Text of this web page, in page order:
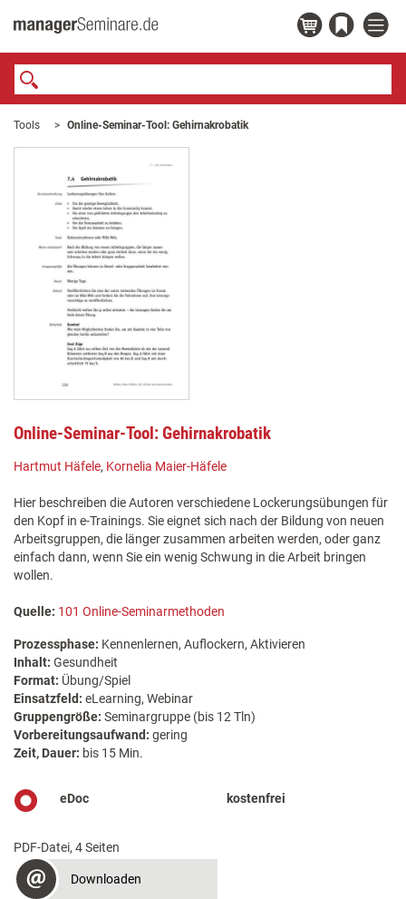
Tools Online-Seminar-Tool: Gehirnakrobatik
Online-Seminar-Tool: Gehirnakrobatik
Hartmut Häfele, Kornelia Maier-Häfele
Hier beschreiben die Autoren verschiedene Lockerungsübungen für
den Kopf in e-Trainings. Sie eignet sich nach der Bildung von neuen
Arbeitsgruppen, die länger zusammen arbeiten werden, oder ganz
einfach dann, wenn Sie ein wenig Schwung in die Arbeit bringen
wollen.
Quelle: 101 Online-Seminarmethoden
Prozessphase: Kennenlernen, Auflockern, Aktivieren
Inhalt: Gesundheit
Format: Übung/Spiel
Einsatzfeld: eLearning, Webinar
Gruppengröße: Seminargruppe (bis 12 Tln)
Vorbereitungsaufwand: gering
Zeit, Dauer: bis 15 Min.
eDoc kostenfrei
PDF-Datei, 4 Seiten
Downloaden